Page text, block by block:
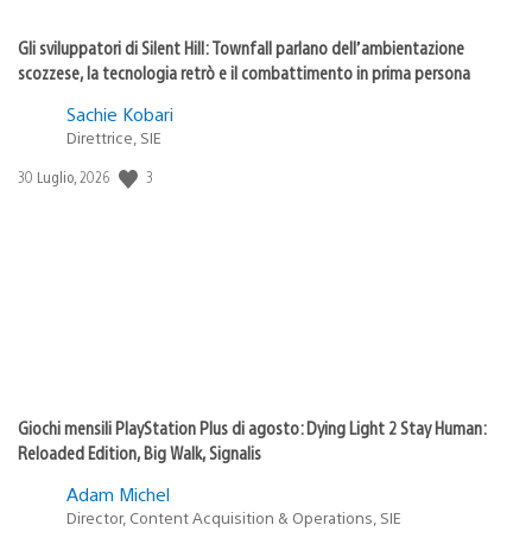
Gli sviluppatori di Silent Hill: Townfall parlano dell’ambientazione
scozzese, la tecnologia retrò e il combattimento in prima persona
Sachie Kobari
Direttrice, SIE
Data
30 Luglio, 2026 3
Giochi mensili PlayStation Plus di agosto: Dying Light 2 Stay Human:
Reloaded Edition, Big Walk, Signalis
Adam Michel
Director, Content Acquisition & Operations, SIE